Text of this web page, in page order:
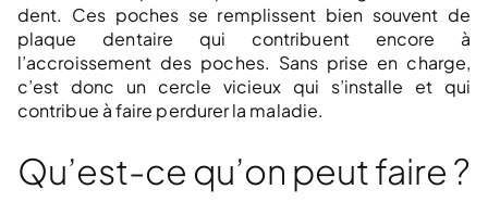
dent. Ces poches se remplissent bien souvent de
plaque dentaire qui contribuent encore à
l’accroissement des poches. Sans prise en charge,
c’est donc un cercle vicieux qui s’installe et qui
contribue à faire perdurer la maladie.
Qu’est-ce qu’on peut faire ?